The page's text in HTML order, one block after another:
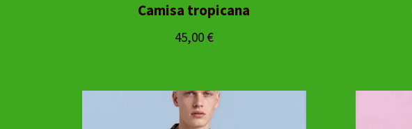
Camisa tropicana
45,00 €